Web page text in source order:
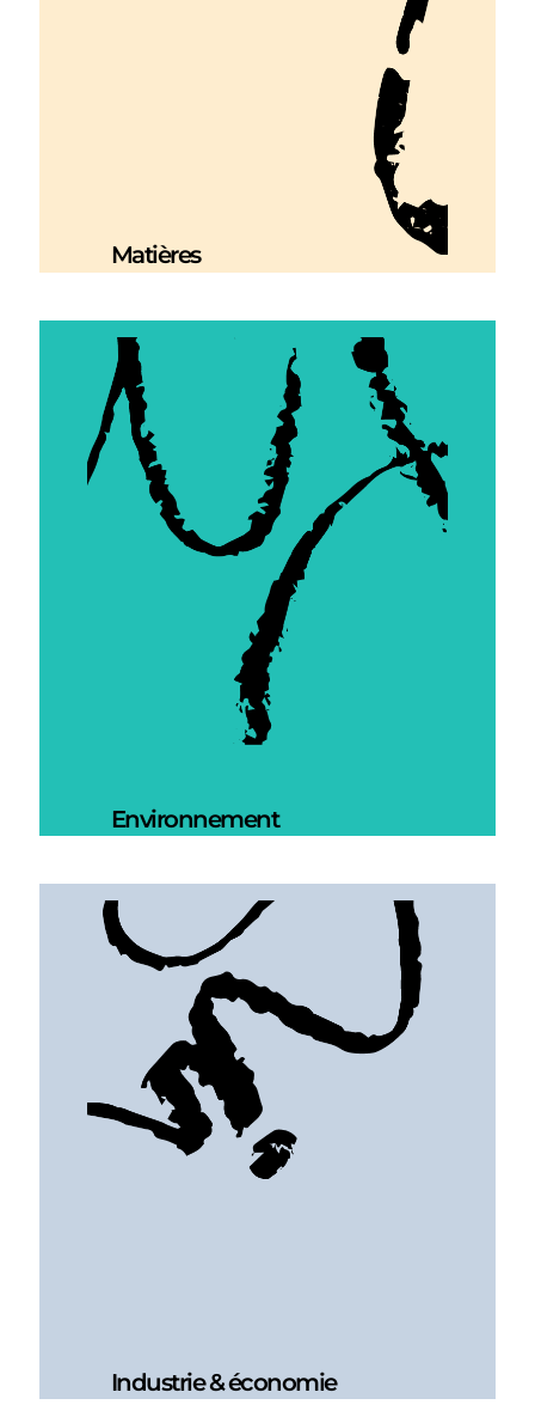
Matières
Environnement
Industrie & économie